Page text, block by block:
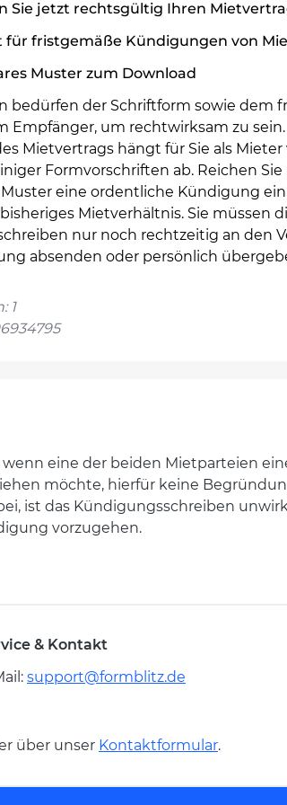
Sie jetzt rechtsgültig Ihren
für fristgemäße Kündigungen von
Muster zum Download
bedürfen der Schriftform sowie dem
Empfänger, um rechtwirksam zu
Mietvertrags hängt für Sie als Mieter
Formvorschriften ab. Reichen
eine ordentliche Kündigung
Mietverhältnis. Sie müssen
nur noch rechtzeitig an den
absenden oder persönlich
1
eine der beiden Mietparteien
möchte, hierfür keine
ist das Kündigungsschreiben
vorzugehen.
& Kontakt
support@formblitz.de
über unser Kontaktformular.